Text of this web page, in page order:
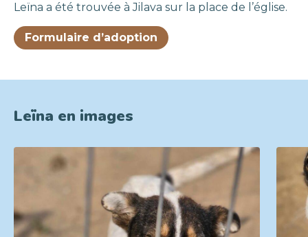
Leïna a été trouvée à Jilava sur la place de l’église.
Formulaire d’adoption
Leïna en images